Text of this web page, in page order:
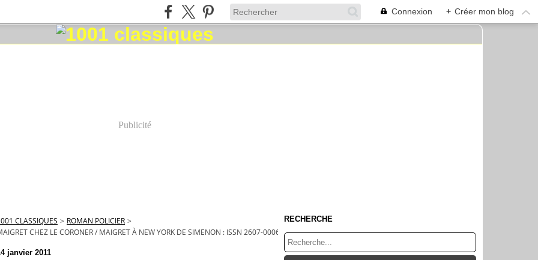
Connexion + Créer mon blog
Publicité
CLASSIQUES > ROMAN POLICIER >
CHEZ LE CORONER / MAIGRET À NEW YORK DE SIMENON : ISSN 2607-0006
janvier 2011
RECHERCHE